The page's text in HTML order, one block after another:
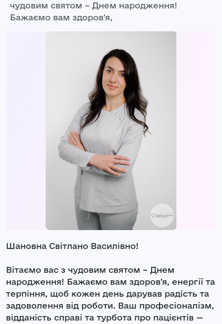
чудовим святом – Днем народження!
Бажаємо вам здоров'я,
Шановна Світлано Василівно!
Вітаємо вас з чудовим святом – Днем
народження! Бажаємо вам здоров'я, енергії та
терпіння, щоб кожен день дарував радість та
задоволення від роботи. Ваш професіоналізм,
відданість справі та турбота про пацієнтів —